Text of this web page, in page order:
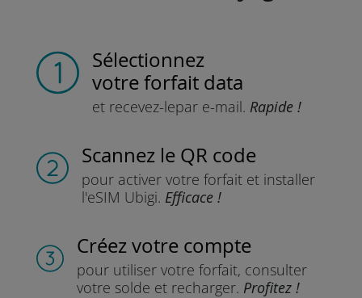
Sélectionnez
votre forfait data
et recevez-lepar e-mail. Rapide !
Scannez le QR code
pour activer votre forfaitet installer
l'eSIM Ubigi. Efficace !
Créez votre compte
pour utiliser votre forfait, consulter
votre solde et recharger. Profitez !